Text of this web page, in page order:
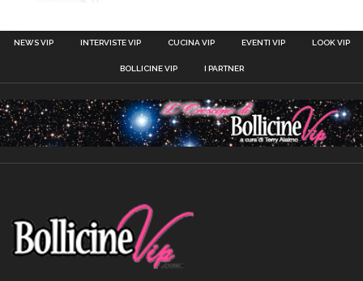
NEWS VIP INTERVISTE VIP CUCINA VIP EVENTI VIP LOOK VIP
BOLLICINE VIP I PARTNER